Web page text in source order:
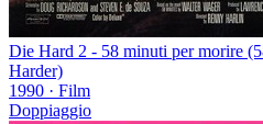
Die Hard 2 - 58 minuti per morire
Harder)
1990 · Film
Doppiaggio